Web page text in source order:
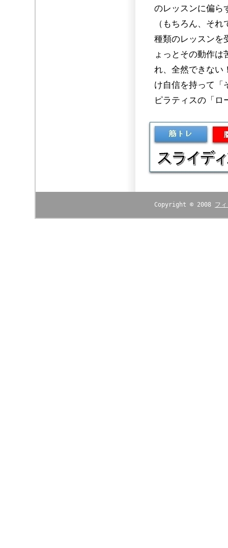
のレッスンに偏ら
（もちろん、そ
種類のレッスンを
ょっとその動作
れ、全然できない
け自信を持って「
ピラティスの「ロ
Copyright © 2008 フ